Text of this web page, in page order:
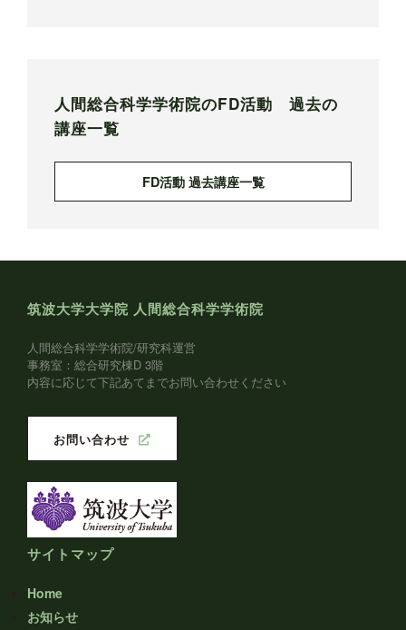
人間総合科学学術院のFD活動 過去の
講座一覧
FD活動 過去講座一覧
筑波大学大学院 人間総合科学学術院
人間総合科学学術院/研究科運営
事務室：総合研究棟D 3階
内容に応じて下記あてまでお問い合わせください
お問い合わせ
サイトマップ
Home
お知らせ